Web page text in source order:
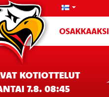
OSAKKAAKSI
KOTIOTTELUT
7.8. 08:45